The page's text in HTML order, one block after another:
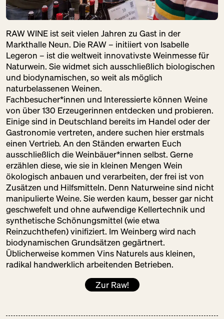
RAW WINE ist seit vielen Jahren zu Gast in der
Markthalle Neun. Die RAW – initiiert von Isabelle
Legeron – ist die weltweit innovativste Weinmesse für
Naturwein. Sie widmet sich ausschließlich biologischen
und biodynamischen, so weit als möglich
naturbelassenen Weinen.
Fachbesucher*innen und Interessierte können Weine
von über 130 Erzeugerinnen entdecken und probieren.
Einige sind in Deutschland bereits im Handel oder der
Gastronomie vertreten, andere suchen hier erstmals
einen Vertrieb. An den Ständen erwarten Euch
ausschließlich die Weinbäuer*innen selbst. Gerne
erzählen diese, wie sie in kleinen Mengen Wein
ökologisch anbauen und verarbeiten, der frei ist von
Zusätzen und Hilfsmitteln. Denn Naturweine sind nicht
manipulierte Weine. Sie werden kaum, besser gar nicht
geschwefelt und ohne aufwendige Kellertechnik und
synthetische Schönungsmittel (wie etwa
Reinzuchthefen) vinifiziert. Im Weinberg wird nach
biodynamischen Grundsätzen gegärtnert.
Üblicherweise kommen Vins Naturels aus kleinen,
radikal handwerklich arbeitenden Betrieben.
Zur Raw!